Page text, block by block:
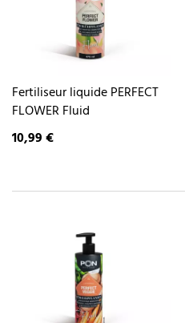
Fertiliseur liquide PERFECT
FLOWER Fluid
10,99 €